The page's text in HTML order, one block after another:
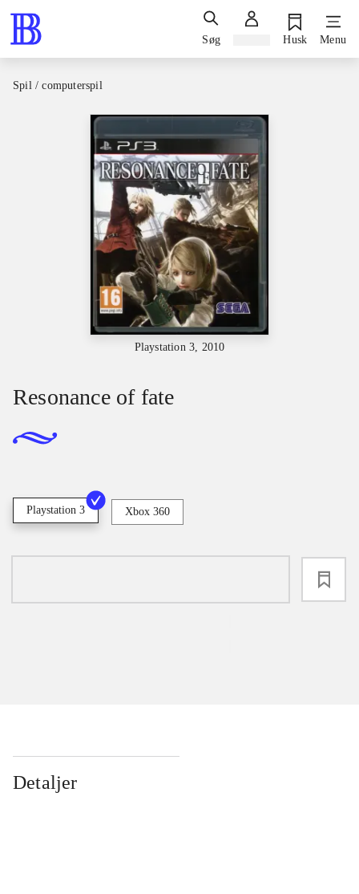
Søg Husk Menu
Spil / computerspil
Playstation 3, 2010
Resonance of fate
Playstation 3 Xbox 360
Detaljer